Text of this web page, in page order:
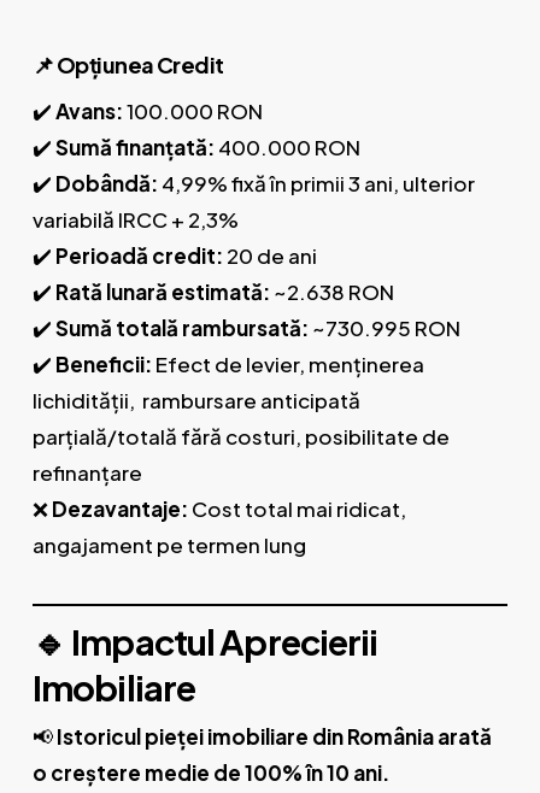
📌 Opțiunea Credit
✔️Avans:100.000 RON
✔️Sumă finanțată: 400.000 RON
✔️ Dobândă: 4,99% fixă în primii 3 ani, ulterior
variabilă IRCC + 2,3%
✔️ Perioadă credit: 20 de ani
✔️ Rată lunară estimată: ~2.638 RON
✔️Sumă totală rambursată: ~730.995 RON
✔️ Beneficii: Efect de levier, menținerea
lichidității, rambursare anticipată
parțială/totală fără costuri, posibilitate de
refinanțare
❌Dezavantaje: Cost total mai ridicat,
angajament pe termen lung
🔹 Impactul Aprecierii
Imobiliare
📢Istoricul pieței imobiliare din România arată
o creștere medie de 100% în 10 ani.